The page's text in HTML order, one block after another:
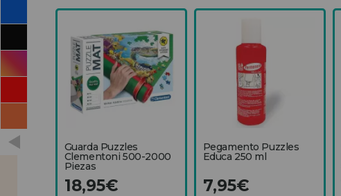
Guarda Puzzles
Clementoni 500-2000
Piezas
18,95€
Pegamento Puzzles
Educa 250 ml
7,95€